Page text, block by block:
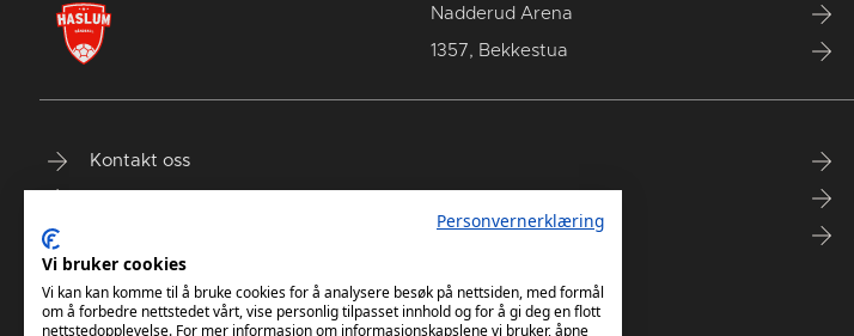
Nadderud Arena
1357, Bekkestua
Kontakt oss
Personvernerklæring
Vi bruker cookies
Vi kan kan komme til å bruke cookies for å analysere besøk på nettsiden, med formål
om å forbedre nettstedet vårt, vise personlig tilpasset innhold og for å gi deg en flott
nettstedopplevelse. For mer informasjon om informasjonskapslene vi bruker, åpne